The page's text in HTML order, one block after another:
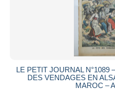
LE PETIT JOURNAL N°1089
DES VENDAGES EN
MAROC –